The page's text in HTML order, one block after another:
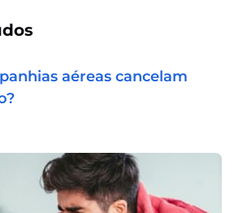
aéreas cancelam